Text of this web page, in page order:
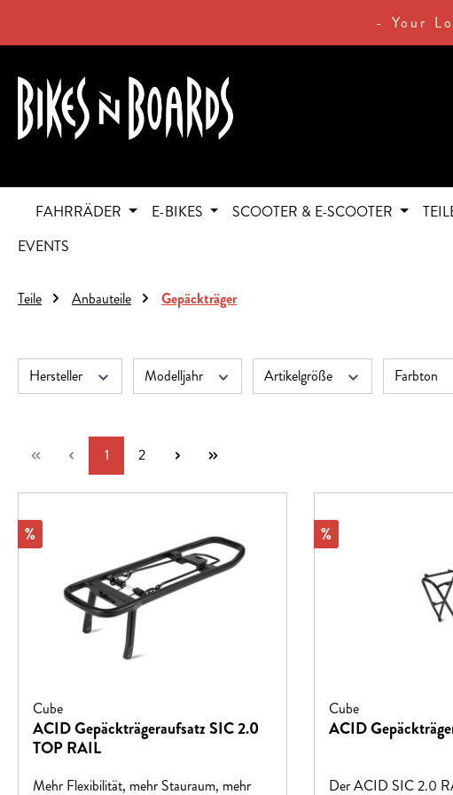
- Your
FAHRRÄDER E-BIKES SCOOTER & E-SCOOTER
EVENTS
Teile Anbauteile Gepäckträger
Hersteller Modelljahr Artikelgröße Farbton
Seite
1 Seite
2
Rabatt
%
Cube
ACID Gepäckträgeraufsatz SIC 2.0
TOP RAIL
Mehr Flexibilität, mehr Stauraum, mehr
Rabatt
%
Cube
ACID
Der ACID SIC 2.0